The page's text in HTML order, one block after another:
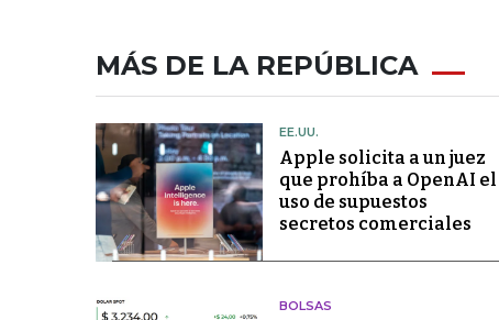
MÁS DE LA REPÚBLICA
EE.UU.
Apple solicita a un juez
que prohíba a OpenAI el
uso de supuestos
secretos comerciales
BOLSAS